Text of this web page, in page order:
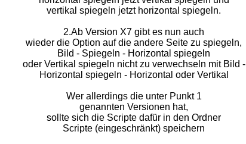
vertikal spiegeln jetzt horizontal spiegeln.
2.Ab Version X7 gibt es nun auch
wieder die Option auf die andere Seite zu spiegeln,
Bild - Spiegeln - Horizontal spiegeln
oder Vertikal spiegeln nicht zu verwechseln mit Bild -
Horizontal spiegeln - Horizontal oder Vertikal
Wer allerdings die unter Punkt 1
genannten Versionen hat,
sollte sich die Scripte dafür in den Ordner
Scripte (eingeschränkt) speichern